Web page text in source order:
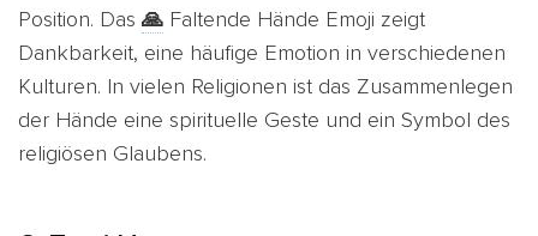
Position. Das 🙏 Faltende Hände Emoji zeigt
Dankbarkeit, eine häufige Emotion in verschiedenen
Kulturen. In vielen Religionen ist das Zusammenlegen
der Hände eine spirituelle Geste und ein Symbol des
religiösen Glaubens.